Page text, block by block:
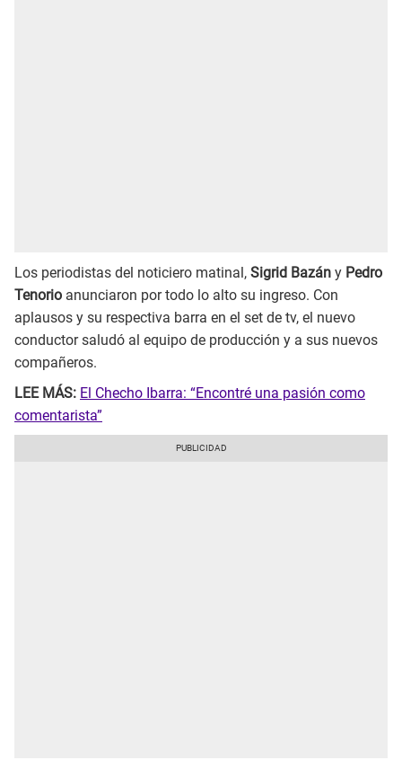
Los periodistas del noticiero matinal, Sigrid Bazán y Pedro
Tenorio anunciaron por todo lo alto su ingreso. Con
aplausos y su respectiva barra en el set de tv, el nuevo
conductor saludó al equipo de producción y a sus nuevos
compañeros.
LEE MÁS: El Checho Ibarra: “Encontré una pasión como
comentarista”